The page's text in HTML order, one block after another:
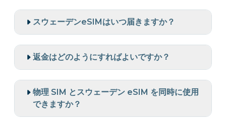
スウェーデンeSIMはいつ届きますか？
返金はどのようにすればよいですか？
物理 SIM とスウェーデン eSIM を同時に使用
できますか？